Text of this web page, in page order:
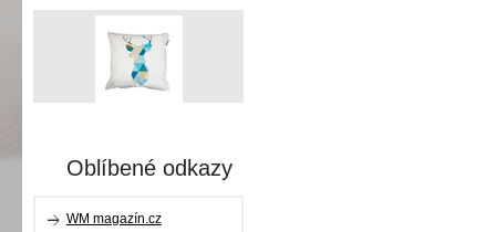
Oblíbené odkazy
WM magazín.cz